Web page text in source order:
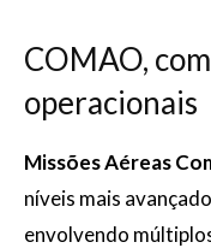
COMAO,
operacionais
Missões Aéreas
níveis mais
envolvendo